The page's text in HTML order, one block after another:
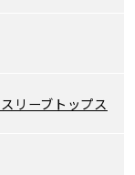
リーブトップス